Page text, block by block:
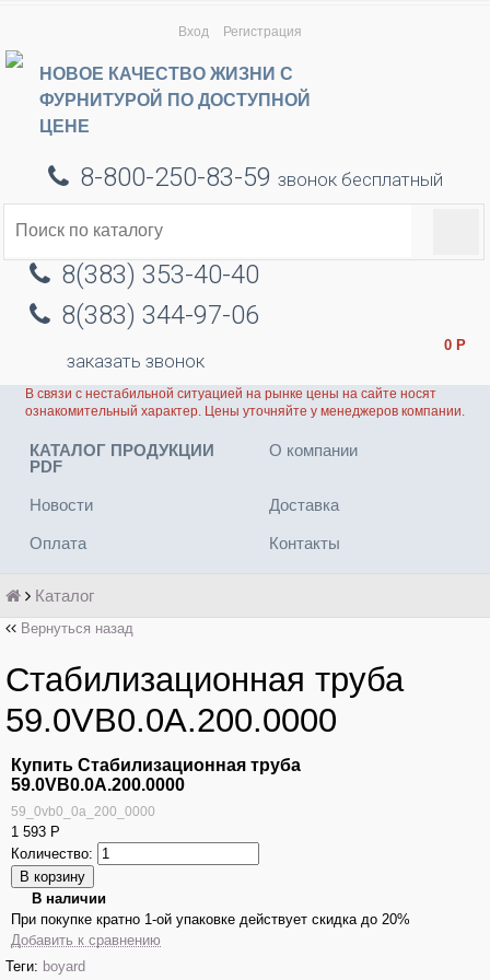
Вход Регистрация
НОВОЕ КАЧЕСТВО ЖИЗНИ С
ФУРНИТУРОЙ ПО ДОСТУПНОЙ
ЦЕНЕ
8-800-250-83-59 звонок бесплатный
8(383) 353-40-40
8(383) 344-97-06
заказать звонок
0 Р
В связи с нестабильной ситуацией на рынке цены на сайте носят
ознакомительный характер. Цены уточняйте у менеджеров компании.
КАТАЛОГ ПРОДУКЦИИ
PDF
О компании
Новости Доставка
Оплата Контакты
Каталог
Вернуться назад
Стабилизационная труба
59.0VB0.0A.200.0000
Купить Стабилизационная труба
59.0VB0.0A.200.0000
59_0vb0_0a_200_0000
1 593 Р
Количество:
В наличии
При покупке кратно 1-ой упаковке действует скидка до 20%
Добавить к сравнению
Теги: boyard